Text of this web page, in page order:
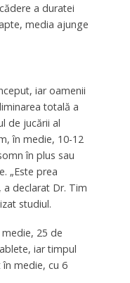
a duratei
media ajunge
iar oamenii
totală a
de jucării al
în medie, 10-12
în plus sau
„Este prea
a declarat Dr. Tim
studiul.
25 de
iar timpul
medie, cu 6